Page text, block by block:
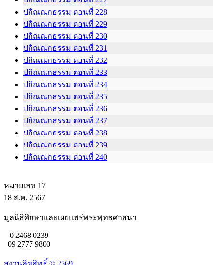
ปกิณณกธรรม ตอนที่ 228
ปกิณณกธรรม ตอนที่ 229
ปกิณณกธรรม ตอนที่ 230
ปกิณณกธรรม ตอนที่ 231
ปกิณณกธรรม ตอนที่ 232
ปกิณณกธรรม ตอนที่ 233
ปกิณณกธรรม ตอนที่ 234
ปกิณณกธรรม ตอนที่ 235
ปกิณณกธรรม ตอนที่ 236
ปกิณณกธรรม ตอนที่ 237
ปกิณณกธรรม ตอนที่ 238
ปกิณณกธรรม ตอนที่ 239
ปกิณณกธรรม ตอนที่ 240
หมายเลข 17
18 ส.ค. 2567
มูลนิธิศึกษาและเผยแพร่พระพุทธศาสนา
0 2468 0239
09 2777 9800
สงวนลิขสิทธิ์ © 2569